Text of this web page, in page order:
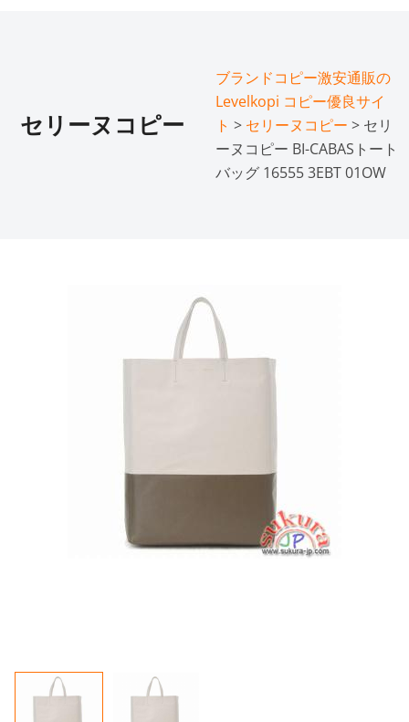
セリーヌコピー
ブランドコピー激安通販の
Levelkopi コピー優良サイ
ト > セリーヌコピー > セリ
ーヌコピー BI-CABASトート
バッグ 16555 3EBT 01OW